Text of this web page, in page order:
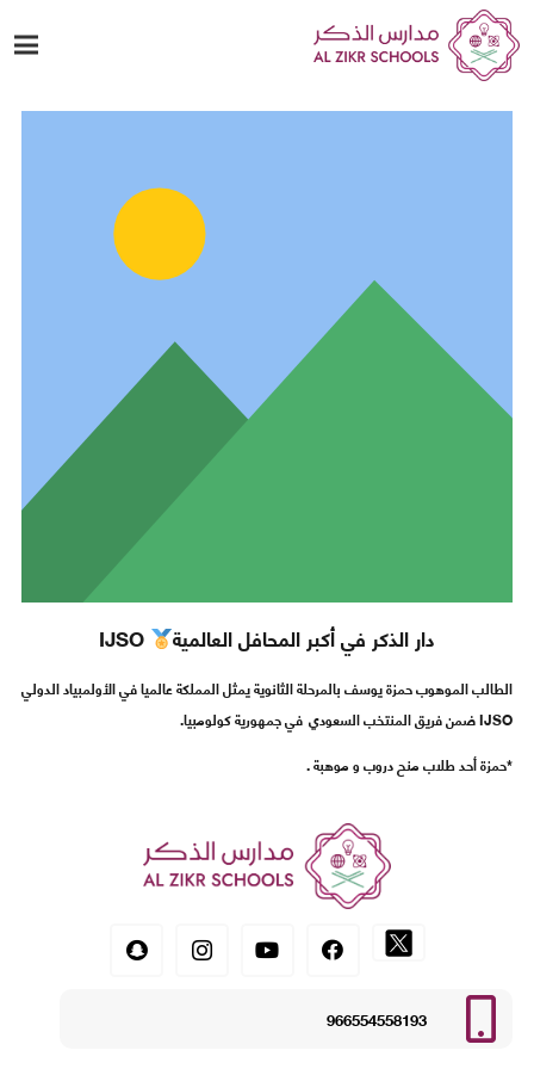
دار الذكر في أكبر المحافل العالمية IJSO
الطالب الموهوب حمزة يوسف بالمرحلة الثانوية يمثل المملكة عالميا في الأولمبياد الدولي
IJSO ضمن فريق المنتخب السعودي في جمهورية كولومبيا.
*حمزة أحد طلاب منح دروب و موهبة .
966554558193